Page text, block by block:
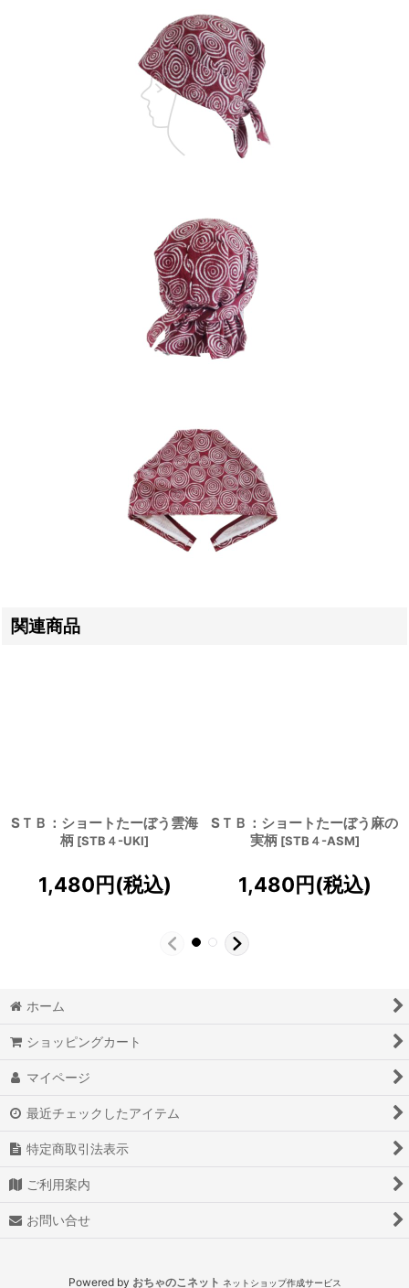
関連商品
SＴＢ：ショートたーぼう雲海
柄 [STB４-UKI]
1,480円(税込)
SＴＢ：ショートたーぼう麻の
実柄 [STB４-ASM]
1,480円(税込)
ホーム
ショッピングカート
マイページ
最近チェックしたアイテム
特定商取引法表示
ご利用案内
お問い合せ
Powered by おちゃのこネット ネットショップ作成サービス